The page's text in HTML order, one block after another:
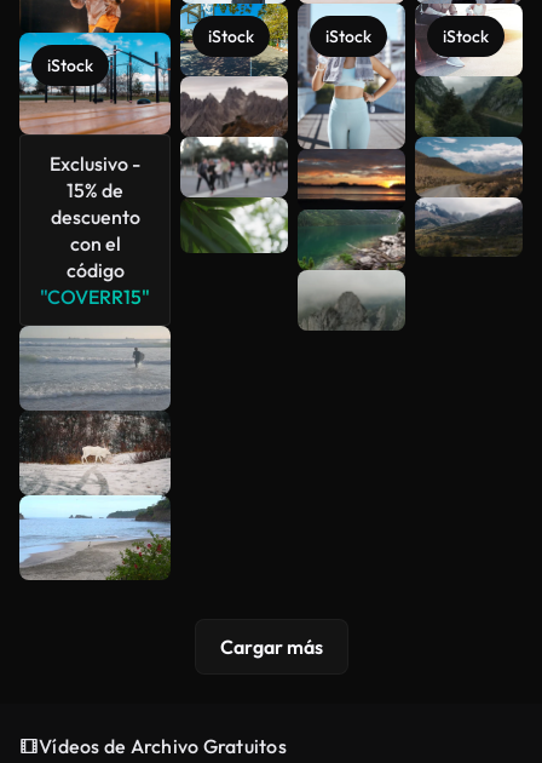
iStock
Exclusivo -
15% de
descuento
con el
código
"COVERR15"
iStock iStock iStock
Ver más
Cargar más
Vídeos de Archivo Gratuitos